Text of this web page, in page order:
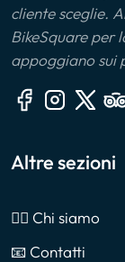
cliente sceglie.
BikeSquare per
appoggiano sui
Altre sezioni
🙎‍♂️ Chi siamo
📧 Contatti